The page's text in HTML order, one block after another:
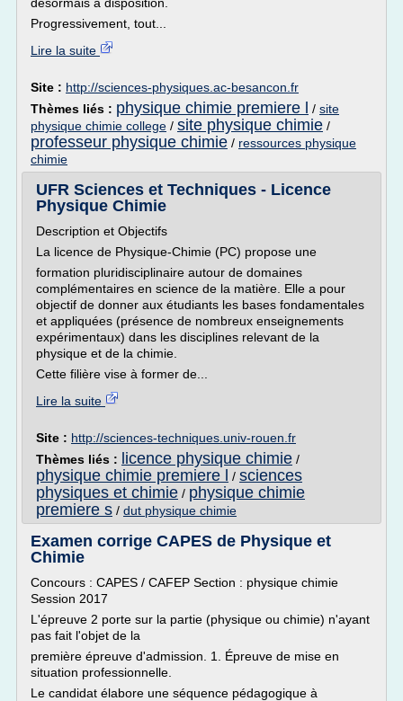
Progressivement, tout...
Lire la suite
Site : http://sciences-physiques.ac-besancon.fr
Thèmes liés : physique chimie premiere l / site
physique chimie college / site physique chimie /
professeur physique chimie / ressources physique
chimie
UFR Sciences et Techniques - Licence
Physique Chimie
Description et Objectifs
La licence de Physique-Chimie (PC) propose une
formation pluridisciplinaire autour de domaines
complémentaires en science de la matière. Elle a pour
objectif de donner aux étudiants les bases fondamentales
et appliquées (présence de nombreux enseignements
expérimentaux) dans les disciplines relevant de la
physique et de la chimie.
Cette filière vise à former de...
Lire la suite
Site : http://sciences-techniques.univ-rouen.fr
Thèmes liés :
licence physique chimie /
physique chimie premiere l / sciences
physiques et chimie / physique chimie
premiere s / dut physique chimie
Examen corrige CAPES de Physique et
Chimie
Concours : CAPES / CAFEP Section : physique chimie
Session 2017
L'épreuve 2 porte sur la partie (physique ou chimie) n'ayant
pas fait l'objet de la
première épreuve d'admission. 1. Épreuve de mise en
situation professionnelle.
Le candidat élabore une séquence pédagogique à